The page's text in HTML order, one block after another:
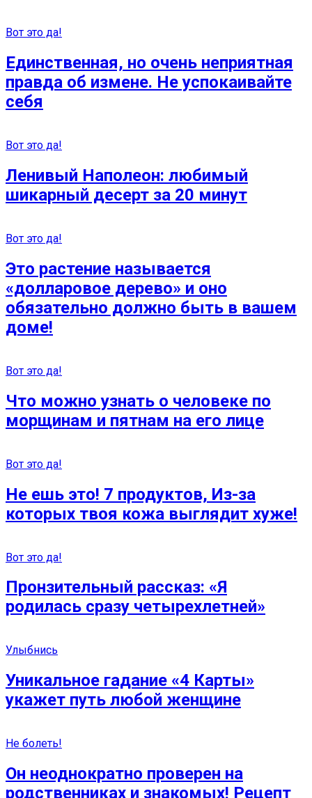
Вот это да!
Единственная, но очень неприятная
правда об измене. Не успокаивайте
себя
Вот это да!
Ленивый Наполеон: любимый
шикарный десерт за 20 минут
Вот это да!
Это растение называется
«долларовое дерево» и оно
обязательно должно быть в вашем
доме!
Вот это да!
Что можно узнать о человеке по
морщинам и пятнам на его лице
Вот это да!
Не ешь это! 7 продуктов, Из-за
которых твоя кожа выглядит хуже!
Вот это да!
Пронзительный рассказ: «Я
родилась сразу четырехлетней»
Улыбнись
Уникальное гадание «4 Карты»
укажет путь любой женщине
Не болеть!
Он неоднократно проверен на
родственниках и знакомых! Рецепт